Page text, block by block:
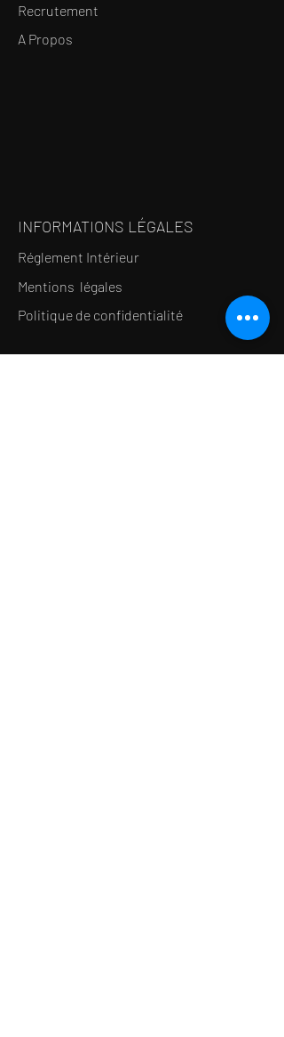
Recrutement
A Propos
INFORMATIONS LÉGALES
Réglement Intérieur
Mentions légales
Politique de confidentialité